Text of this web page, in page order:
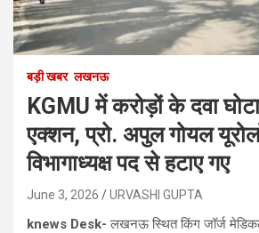
बड़ी खबर लखनऊ
KGMU में करोड़ों के दवा
एक्शन, प्रो. अपुल गोयल
विभागाध्यक्ष पद से हटाए गए
June 3, 2026 URVASHI GUPTA
knews Desk-लखनऊ स्थित किंग जॉर्ज